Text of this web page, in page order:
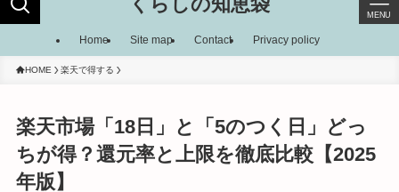
MENU
Home Site map Contact Privacy policy
HOME 楽天で得する
楽天市場「18日」と「5のつく日」どっ
ちが得？還元率と上限を徹底比較【2025
年版】